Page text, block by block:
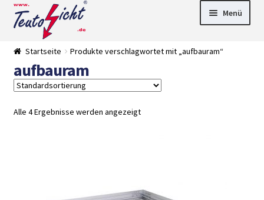
Zur
Navigation
springen
Springe
zum
Menü
► LED Panel
►
Startseite Produkte verschlagwortet mit „aufbauram“
aufbauram
Alle 4 Ergebnisse werden angezeigt